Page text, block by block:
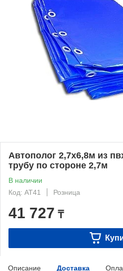
Автополог 2,7х6,8м из
трубу по стороне 2,7м
В наличии
Код: AT41
Розница
41 727 ₸
Описание Доставка